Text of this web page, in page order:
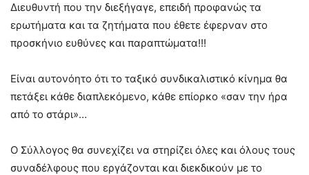
Διευθυντή που την διεξήγαγε, επειδή προφανώς τα
ερωτήματα και τα ζητήματα που έθετε έφερναν στο
προσκήνιο ευθύνες και παραπτώματα!!!
Είναι αυτονόητο ότι το ταξικό συνδικαλιστικό κίνημα θα
πετάξει κάθε διαπλεκόμενο, κάθε επίορκο «σαν την ήρα
από το στάρι»…
Ο Σύλλογος θα συνεχίζει να στηρίζει όλες και όλους τους
συναδέλφους που εργάζονται και διεκδικούν με το